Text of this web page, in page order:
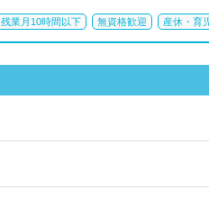
残業月10時間以下 無資格歓迎 産休・育